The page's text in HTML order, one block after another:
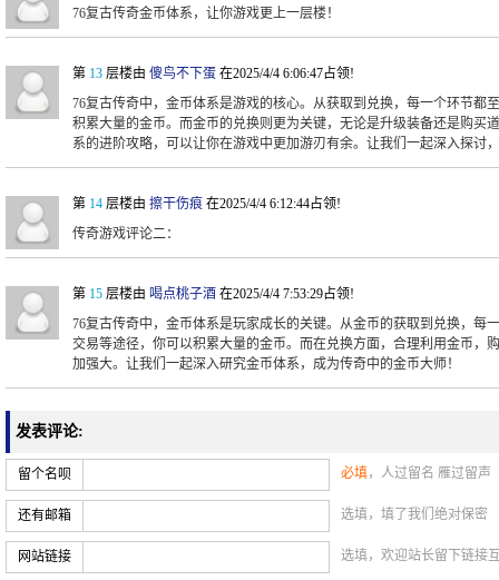
76复古传奇金币体系，让你游戏更上一层楼！
第 13 层楼由 傻鸟不下蛋 在2025/4/4 6:06:47占领!
76复古传奇中，金币体系是游戏的核心。从获取到兑换，每一个环节都
积累大量的金币。而金币的兑换则更为关键，无论是升级装备还是购买
系的进阶攻略，可以让你在游戏中更加游刃有余。让我们一起深入探讨
第 14 层楼由 擦干伤痕 在2025/4/4 6:12:44占领!
传奇游戏评论二：
第 15 层楼由 喝点桃子酒 在2025/4/4 7:53:29占领!
76复古传奇中，金币体系是玩家成长的关键。从金币的获取到兑换，每
交易等途径，你可以积累大量的金币。而在兑换方面，合理利用金币，
加强大。让我们一起深入研究金币体系，成为传奇中的金币大师！
发表评论:
留个名呗 必填，人过留名 雁过留声
还有邮箱 选填，填了我们绝对保密
网站链接 选填，欢迎站长留下链接